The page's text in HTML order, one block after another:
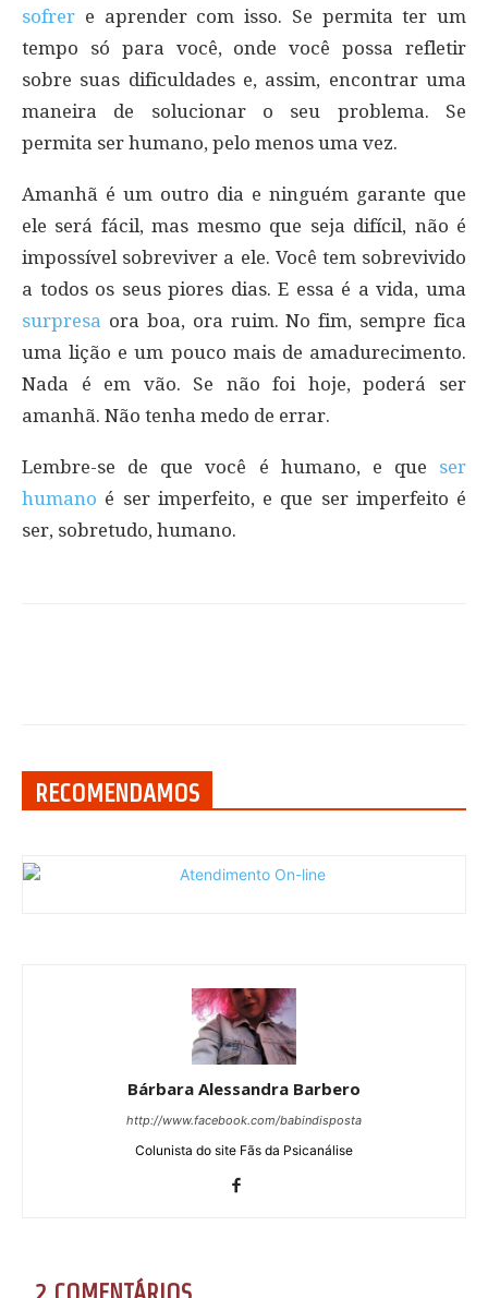
sofrer e aprender com isso. Se permita ter um
tempo só para você, onde você possa refletir
sobre suas dificuldades e, assim, encontrar uma
maneira de solucionar o seu problema. Se
permita ser humano, pelo menos uma vez.
Amanhã é um outro dia e ninguém garante que
ele será fácil, mas mesmo que seja difícil, não é
impossível sobreviver a ele. Você tem sobrevivido
a todos os seus piores dias. E essa é a vida, uma
surpresa ora boa, ora ruim. No fim, sempre fica
uma lição e um pouco mais de amadurecimento.
Nada é em vão. Se não foi hoje, poderá ser
amanhã. Não tenha medo de errar.
Lembre-se de que você é humano, e que ser
humano é ser imperfeito, e que ser imperfeito é
ser, sobretudo, humano.
RECOMENDAMOS
Bárbara Alessandra Barbero
http://www.facebook.com/babindisposta
Colunista do site Fãs da Psicanálise
2 COMENTÁRIOS